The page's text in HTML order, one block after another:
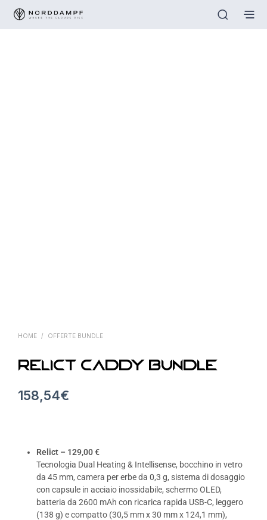
HOME / OFFERTE BUNDLE
RELICT CADDY BUNDLE
158,54€
Relict – 129,00 €
Tecnologia Dual Heating & Intellisense, bocchino in vetro
da 45 mm, camera per erbe da 0,3 g, sistema di dosaggio
con capsule in acciaio inossidabile, schermo OLED,
batteria da 2600 mAh con ricarica rapida USB-C, leggero
(138 g) e compatto (30,5 mm x 30 mm x 124,1 mm),